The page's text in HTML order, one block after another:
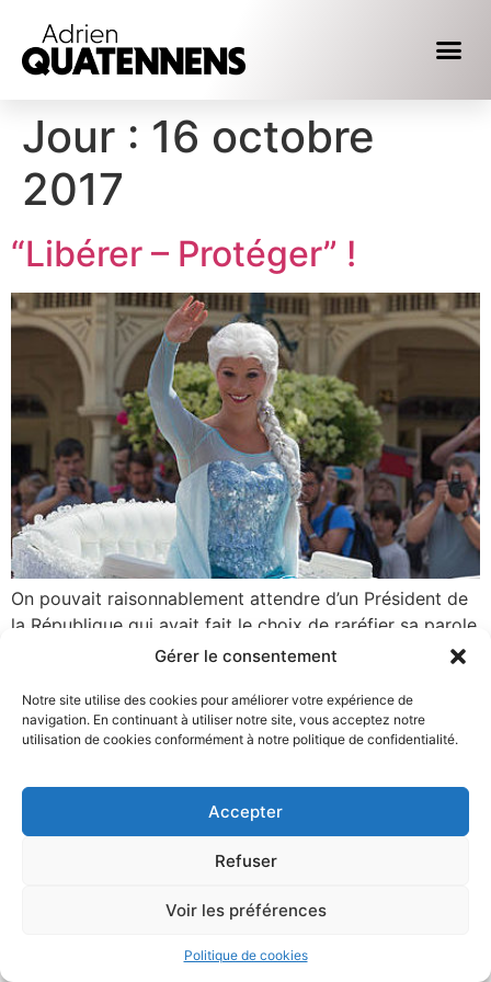
Gérer le consentement
Notre site utilise des cookies pour améliorer votre expérience de
navigation. En continuant à utiliser notre site, vous acceptez notre
utilisation de cookies conformément à notre politique de confidentialité.
Accepter
Refuser
Voir les préférences
Politique de cookies
Jour : 16 octobre
2017
“Libérer – Protéger” !
On pouvait raisonnablement attendre d’un Président de
la République qui avait fait le choix de raréfier sa parole
que, lorsqu’il en ferait usage, il aurait quelque chose à
Emmanuel Macron n’aura fait aucune annonce. Il n’aura
même pas tenté de désamorcer les polémiques […]
2024 – Adrien Quatennens – Tous droits réservés –